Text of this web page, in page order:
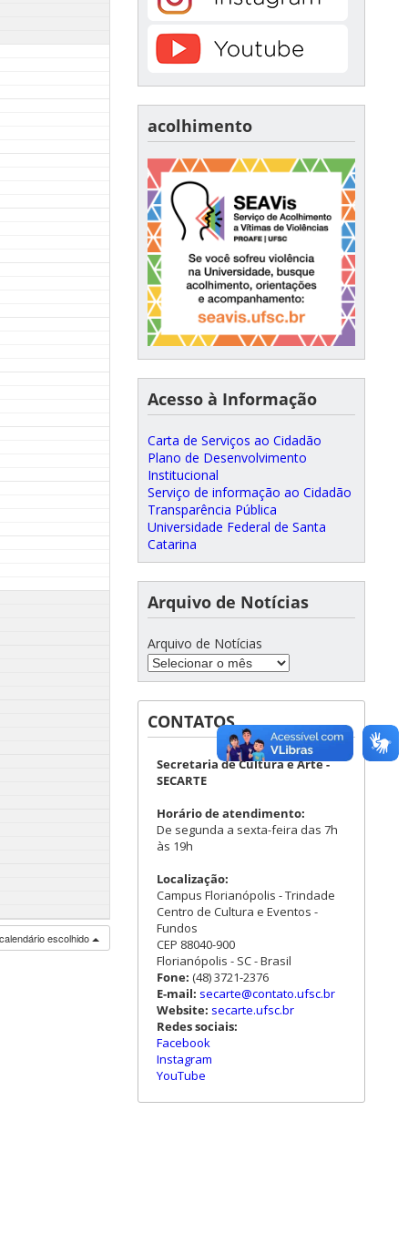
escolhido
acolhimento
Acesso à Informação
Carta de Serviços ao Cidadão
Plano de Desenvolvimento
Institucional
Serviço de informação ao Cidadão
Transparência Pública
Universidade Federal de Santa
Catarina
Arquivo de Notícias
Arquivo de Notícias
CONTATOS
Secretaria de Cultura e Arte -
SECARTE
Horário de atendimento:
De segunda a sexta-feira das 7h
às 19h
Localização:
Campus Florianópolis - Trindade
Centro de Cultura e Eventos -
Fundos
CEP 88040-900
Florianópolis - SC - Brasil
Fone: (48) 3721-2376
E-mail: secarte@contato.ufsc.br
Website: secarte.ufsc.br
Redes sociais:
Facebook
Instagram
YouTube